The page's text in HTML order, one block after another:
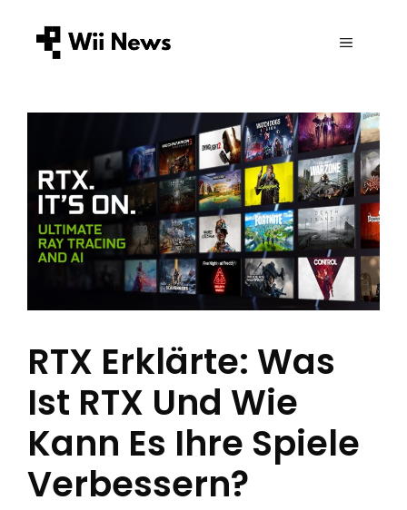
Inhalt
springen
MENÜ
RTX Erklärte: Was
Ist RTX Und Wie
Kann Es Ihre Spiele
Verbessern?